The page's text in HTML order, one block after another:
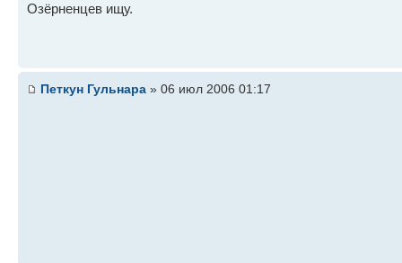
Озёрненцев ищу.
Петкун Гульнара » 06 июл 2006 01:17